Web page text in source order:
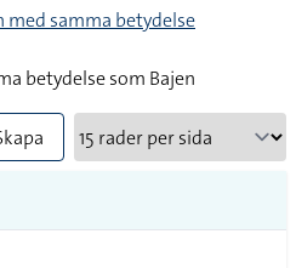
med samma betydelse
betydelse som Bajen